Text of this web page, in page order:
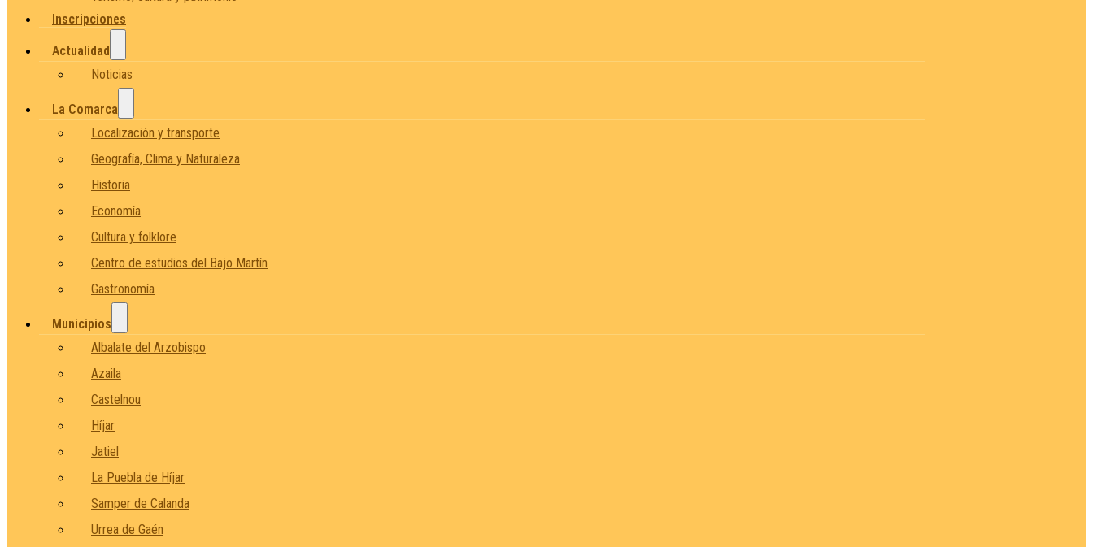
Inscripciones
Actualidad
Noticias
La Comarca
Localización y transporte
Geografía, Clima y Naturaleza
Historia
Economía
Cultura y folklore
Centro de estudios del Bajo Martín
Gastronomía
Municipios
Albalate del Arzobispo
Azaila
Castelnou
Híjar
Jatiel
La Puebla de Híjar
Samper de Calanda
Urrea de Gaén